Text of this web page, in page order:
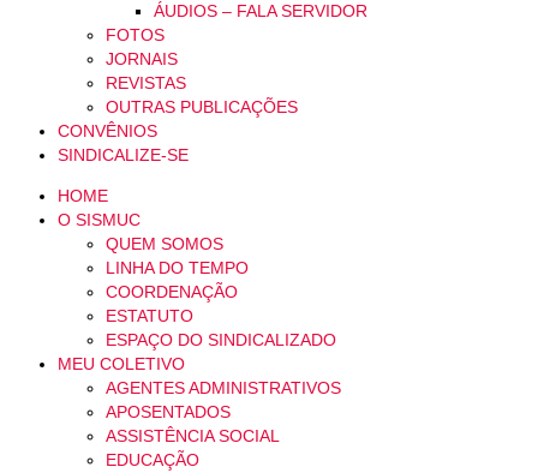
ÁUDIOS – FALA SERVIDOR
FOTOS
JORNAIS
REVISTAS
OUTRAS PUBLICAÇÕES
CONVÊNIOS
SINDICALIZE-SE
HOME
O SISMUC
QUEM SOMOS
LINHA DO TEMPO
COORDENAÇÃO
ESTATUTO
ESPAÇO DO SINDICALIZADO
MEU COLETIVO
AGENTES ADMINISTRATIVOS
APOSENTADOS
ASSISTÊNCIA SOCIAL
EDUCAÇÃO